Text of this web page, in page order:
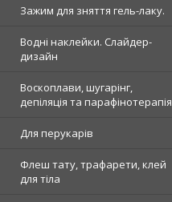
Зажим для зняття гель-лаку.
Водні наклейки. Слайдер-
дизайн
Воскоплави, шугарінг,
депіляція та парафінотерапія
Для перукарів
Флеш тату, трафарети, клей
для тіла